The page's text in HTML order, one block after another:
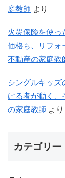
庭教師 より
火災保険を使っ
価格も、リフォ
不動産の家庭教
シングルキッズ
ける者が動く、
の家庭教師 より
カテゴリー